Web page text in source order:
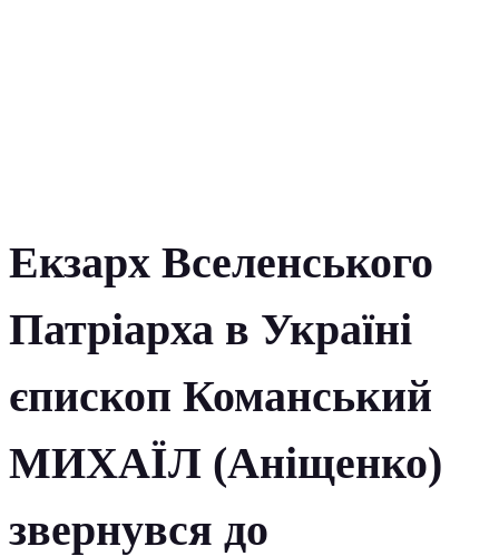
Екзарх Вселенського
Патріарха в Україні
єпископ Команський
МИХАЇЛ (Аніщенко)
звернувся до